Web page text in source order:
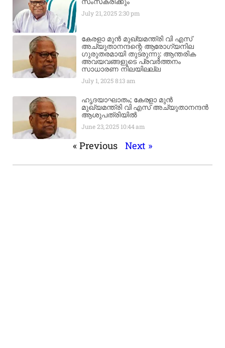
July 21, 20252:30 pm
കേരളാ മുൻ മുഖ്യമന്ത്രി വി എസ്
അച്യുതാനന്ദന്റെ ആരോഗ്യനില
ഗുരുതരമായി തുടരുന്നു: ആന്തരിക
അവയവങ്ങളുടെ പ്രവർത്തനം
സാധാരണ നിലയിലല്ല
July 1, 20258:13 am
ഹൃദയാഘാതം; കേരളാ മുൻ
മുഖ്യമന്ത്രി വി എസ് അച്യുതാനന്ദൻ
ആശുപത്രിയിൽ
June 23, 2025 10:44 am
« Previous Next »